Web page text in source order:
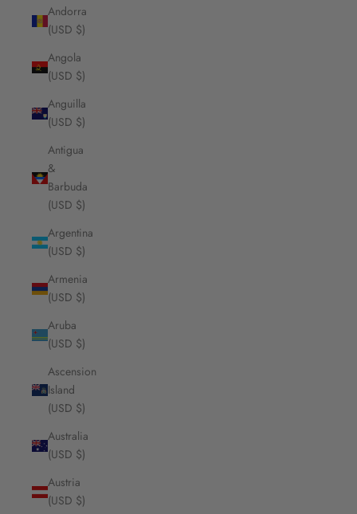
Andorra
(USD $)
Angola
(USD $)
Anguilla
(USD $)
Antigua
&
Barbuda
(USD $)
Argentina
(USD $)
Armenia
(USD $)
Aruba
(USD $)
Ascension
Island
(USD $)
Australia
(USD $)
Austria
(USD $)